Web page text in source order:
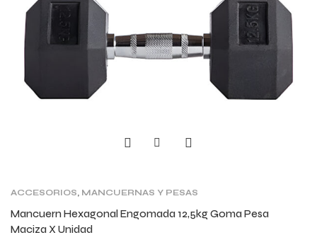
ACCESORIOS, MANCUERNAS Y PESAS
Mancuern Hexagonal Engomada 12,5kg Goma Pesa
Maciza X Unidad